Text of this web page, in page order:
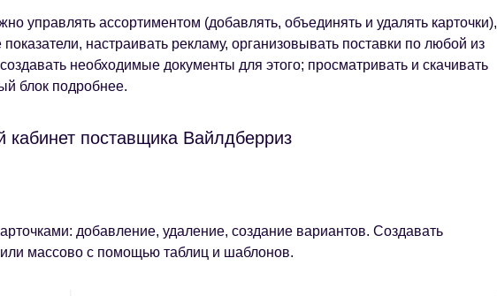
управлять ассортиментом (добавлять, объединять и удалять карточки),
настраивать рекламу, организовывать поставки по любой из
необходимые документы для этого; просматривать и скачивать
блок подробнее.
кабинет поставщика Вайлдберриз
добавление, удаление, создание вариантов. Создавать
массово с помощью таблиц и шаблонов.